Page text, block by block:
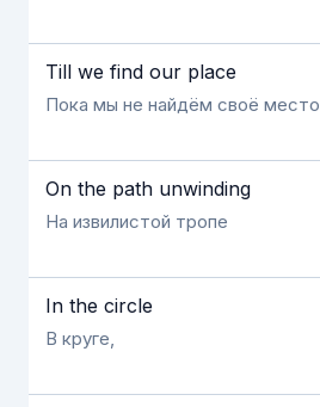
Till we find our place
Пока мы не найдём своё место
On the path unwinding
На извилистой тропе
In the circle
В круге,